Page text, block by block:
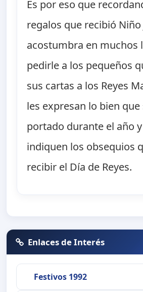
Es por eso que
regalos que recibió Niño
acostumbra en muchos
pedirle a los pequeños
sus cartas a los Reyes
les expresan lo bien que
portado durante el año
indiquen los obsequios
recibir el Día de Reyes.
Enlaces de Interés
Festivos 1992